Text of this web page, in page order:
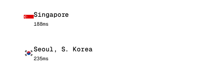
Singapore
188ms
Seoul, S. Korea
235ms